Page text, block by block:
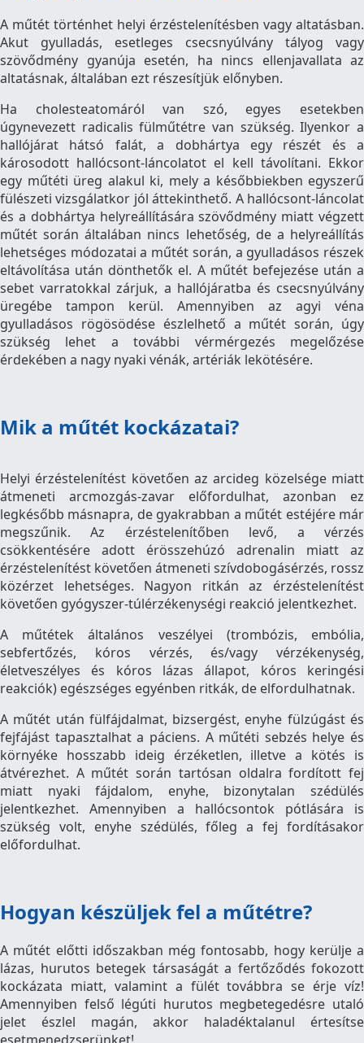
A műtét történhet helyi érzéstelenítésben vagy altatásban.
Akut gyulladás, esetleges csecsnyúlvány tályog vagy
szövődmény gyanúja esetén, ha nincs ellenjavallata az
altatásnak, általában ezt részesítjük előnyben.
Ha cholesteatomáról van szó, egyes esetekben
úgynevezett radicalis fülműtétre van szükség. Ilyenkor a
hallójárat hátsó falát, a dobhártya egy részét és a
károsodott hallócsont-láncolatot el kell távolítani. Ekkor
egy műtéti üreg alakul ki, mely a későbbiekben egyszerű
fülészeti vizsgálatkor jól áttekinthető. A hallócsont-láncolat
és a dobhártya helyreállítására szövődmény miatt végzett
műtét során általában nincs lehetőség, de a helyreállítás
lehetséges módozatai a műtét során, a gyulladásos részek
eltávolítása után dönthetők el. A műtét befejezése után a
sebet varratokkal zárjuk, a hallójáratba és csecsnyúlvány
üregébe tampon kerül. Amennyiben az agyi véna
gyulladásos rögösödése észlelhető a műtét során, úgy
szükség lehet a további vérmérgezés megelőzése
érdekében a nagy nyaki vénák, artériák lekötésére.
Mik a műtét kockázatai?
Helyi érzéstelenítést követően az arcideg közelsége miatt
átmeneti arcmozgás-zavar előfordulhat, azonban ez
legkésőbb másnapra, de gyakrabban a műtét estéjére már
megszűnik. Az érzéstelenítőben levő, a vérzés
csökkentésére adott érösszehúzó adrenalin miatt az
érzéstelenítést követően átmeneti szívdobogásérzés, rossz
közérzet lehetséges. Nagyon ritkán az érzéstelenítést
követően gyógyszer-túlérzékenységi reakció jelentkezhet.
A műtétek általános veszélyei (trombózis, embólia,
sebfertőzés, kóros vérzés, és/vagy vérzékenység,
életveszélyes és kóros lázas állapot, kóros keringési
reakciók) egészséges egyénben ritkák, de elfordulhatnak.
A műtét után fülfájdalmat, bizsergést, enyhe fülzúgást és
fejfájást tapasztalhat a páciens. A műtéti sebzés helye és
környéke hosszabb ideig érzéketlen, illetve a kötés is
átvérezhet. A műtét során tartósan oldalra fordított fej
miatt nyaki fájdalom, enyhe, bizonytalan szédülés
jelentkezhet. Amennyiben a hallócsontok pótlására is
szükség volt, enyhe szédülés, főleg a fej fordításakor
előfordulhat.
Hogyan készüljek fel a műtétre?
A műtét előtti időszakban még fontosabb, hogy kerülje a
lázas, hurutos betegek társaságát a fertőződés fokozott
kockázata miatt, valamint a fülét továbbra se érje víz!
Amennyiben felső légúti hurutos megbetegedésre utaló
jelet észlel magán, akkor haladéktalanul értesítse
esetmenedzserünket!